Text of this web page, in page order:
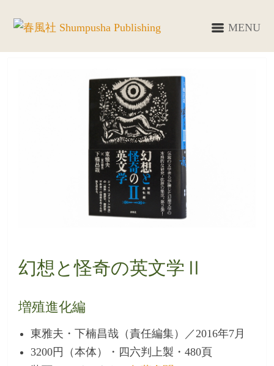
MENU
幻想と怪奇の英文学Ⅱ
増殖進化編
東雅夫・下楠昌哉（責任編集）／2016年7月
3200円（本体）・四六判上製・480頁